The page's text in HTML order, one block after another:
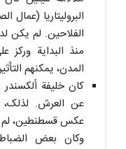
البرولیتاریا (عمال
الفلاحین. لم یکن
منذ البدایة ورکز
المدن، یمکنهم
کان خلیفة
عن العرش. لذلک،
عکس قسطنطین، لم
وکان بعض